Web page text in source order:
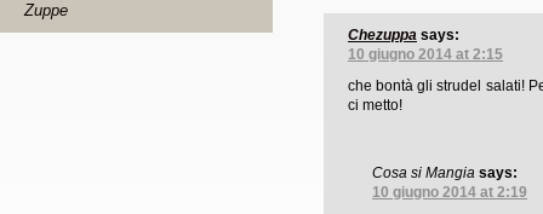
Zuppe
Chezuppa says:
10 giugno 2014 at 2:15
che bontà gli strudel salati!
ci metto!
Cosa si Mangia says:
10 giugno 2014 at 2:19